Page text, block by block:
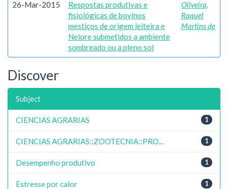
26-Mar-2015
Respostas produtivas e
fisiológicas de bovinos
mestiços de origem leiteira e
Nelore submetidos a ambiente
sombreado ou a pleno sol
Oliveira,
Raquel
Martins de
Discover
Subject
1
CIENCIAS AGRARIAS
1
CIENCIAS AGRARIAS::ZOOTECNIA::PRO...
1
Desempenho produtivo
1
Estresse por calor